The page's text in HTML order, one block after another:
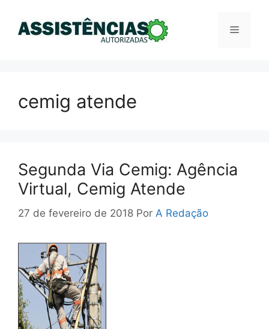
Menu
cemig atende
Segunda Via Cemig: Agência
Virtual, Cemig Atende
27 de fevereiro de 2018 Por A Redação